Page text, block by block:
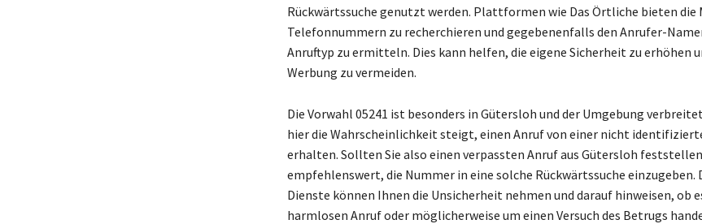
Rückwärtssuche genutzt werden. Plattformen wie Das Örtliche bieten die
Telefonnummern zu recherchieren und gegebenenfalls den Anrufer-
Anruftyp zu ermitteln. Dies kann helfen, die eigene Sicherheit zu erhöhen
Werbung zu vermeiden.
Die Vorwahl 05241 ist besonders in Gütersloh und der Umgebung
hier die Wahrscheinlichkeit steigt, einen Anruf von einer nicht
erhalten. Sollten Sie also einen verpassten Anruf aus Gütersloh
empfehlenswert, die Nummer in eine solche Rückwärtssuche einzugeben.
Dienste können Ihnen die Unsicherheit nehmen und darauf hinweisen, ob
harmlosen Anruf oder möglicherweise um einen Versuch des Betrugs